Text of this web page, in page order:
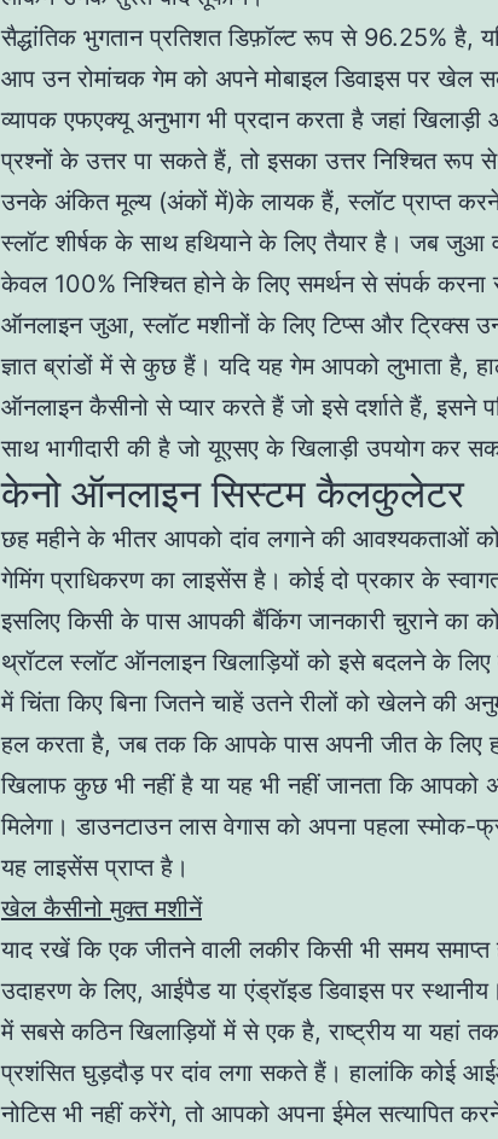
सैद्धांतिक भुगतान प्रतिशत डिफ़ॉल्ट रूप से 96.25% है,
आप उन रोमांचक गेम को अपने मोबाइल डिवाइस पर खेल
व्यापक एफएक्यू अनुभाग भी प्रदान करता है जहां
प्रश्नों के उत्तर पा सकते हैं, तो इसका उत्तर निश्चित रूप
उनके अंकित मूल्य (अंकों में)के लायक हैं, स्लॉट प्राप्त
स्लॉट शीर्षक के साथ हथियाने के लिए तैयार है। जब जुआ
केवल 100% निश्चित होने के लिए समर्थन से संपर्क करना
ऑनलाइन जुआ, स्लॉट मशीनों के लिए टिप्स और ट्रिक्स
ज्ञात ब्रांडों में से कुछ हैं। यदि यह गेम आपको लुभाता है,
ऑनलाइन कैसीनो से प्यार करते हैं जो इसे दर्शाते हैं, इसने
साथ भागीदारी की है जो यूएसए के खिलाड़ी उपयोग कर
केनो ऑनलाइन सिस्टम कैलकुलेटर
छह महीने के भीतर आपको दांव लगाने की आवश्यकताओं को
गेमिंग प्राधिकरण का लाइसेंस है। कोई दो प्रकार के
इसलिए किसी के पास आपकी बैंकिंग जानकारी चुराने का
थ्रॉटल स्लॉट ऑनलाइन खिलाड़ियों को इसे बदलने के लिए
में चिंता किए बिना जितने चाहें उतने रीलों को खेलने की
हल करता है, जब तक कि आपके पास अपनी जीत के लिए
खिलाफ कुछ भी नहीं है या यह भी नहीं जानता कि आपको
मिलेगा। डाउनटाउन लास वेगास को अपना पहला स्मोक-
यह लाइसेंस प्राप्त है।
खेल कैसीनो मुक्त मशीनें
याद रखें कि एक जीतने वाली लकीर किसी भी समय
उदाहरण के लिए, आईपैड या एंड्रॉइड डिवाइस पर
में सबसे कठिन खिलाड़ियों में से एक है, राष्ट्रीय या यहां
प्रशंसित घुड़दौड़ पर दांव लगा सकते हैं। हालांकि कोई
नोटिस भी नहीं करेंगे, तो आपको अपना ईमेल सत्यापित